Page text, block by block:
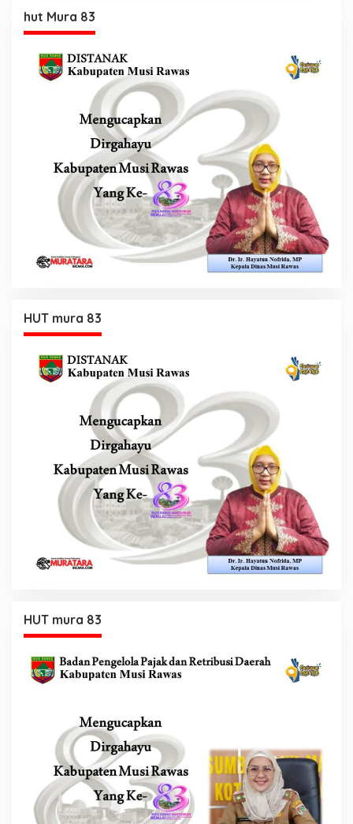
hut Mura 83
HUT mura 83
HUT mura 83